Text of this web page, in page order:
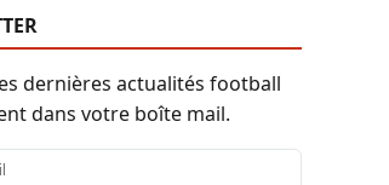
dernières actualités football
dans votre boîte mail.